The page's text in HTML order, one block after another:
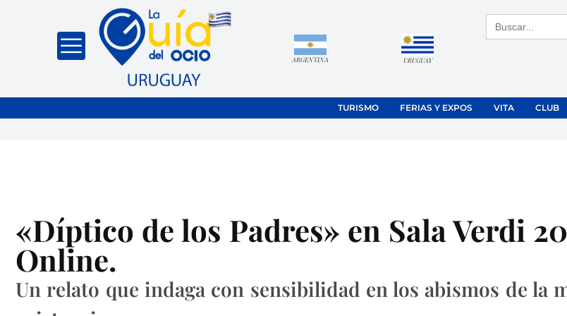
ARGENTINA URUGUAY
Buscar:
TURISMO FERIAS Y EXPOS VITA CLUB
«Díptico de los Padres» en Sala Verdi
Online.
Un relato que indaga con sensibilidad en los abismos de la